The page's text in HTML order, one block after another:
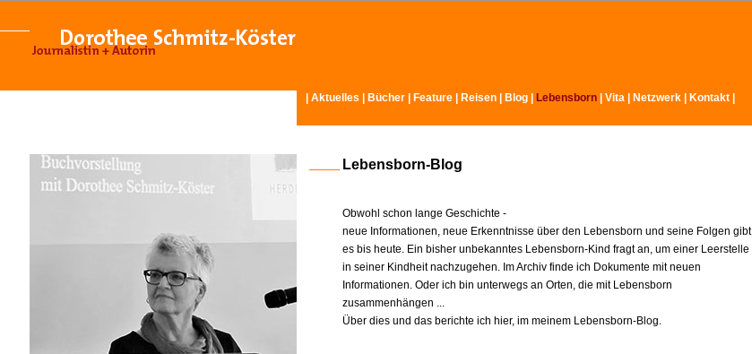
Aktuelles Bücher Feature Reisen Blog Lebensborn Vita Netzwerk Kontakt
Lebensborn-Blog
Obwohl schon lange Geschichte -
neue Informationen, neue Erkenntnisse über den Lebensborn und seine Folgen gibt
es bis heute. Ein bisher unbekanntes Lebensborn-Kind fragt an, um einer Leerstelle
in seiner Kindheit nachzugehen. Im Archiv finde ich Dokumente mit neuen
Informationen. Oder ich bin unterwegs an Orten, die mit Lebensborn
zusammenhängen ...
Über dies und das berichte ich hier, im meinem Lebensborn-Blog.